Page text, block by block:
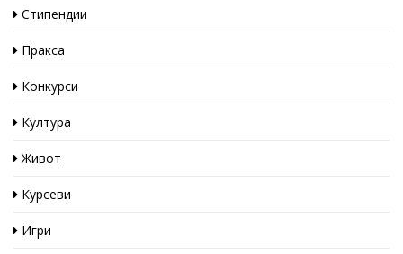
Стипендии
Пракса
Конкурси
Култура
Живот
Курсеви
Игри